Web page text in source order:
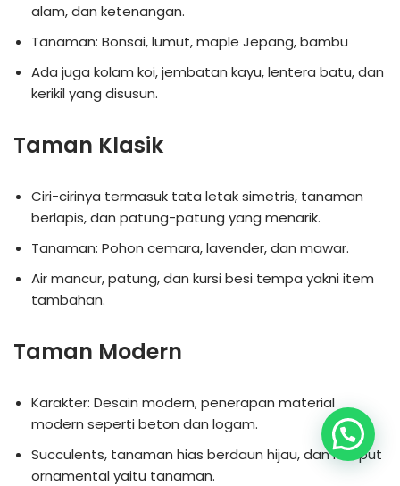
alam, dan ketenangan.
Tanaman: Bonsai, lumut, maple Jepang, bambu
Ada juga kolam koi, jembatan kayu, lentera batu, dan
kerikil yang disusun.
Taman Klasik
Ciri-cirinya termasuk tata letak simetris, tanaman
berlapis, dan patung-patung yang menarik.
Tanaman: Pohon cemara, lavender, dan mawar.
Air mancur, patung, dan kursi besi tempa yakni item
tambahan.
Taman Modern
Karakter: Desain modern, penerapan material
modern seperti beton dan logam.
Succulents, tanaman hias berdaun hijau, dan rumput
ornamental yaitu tanaman.